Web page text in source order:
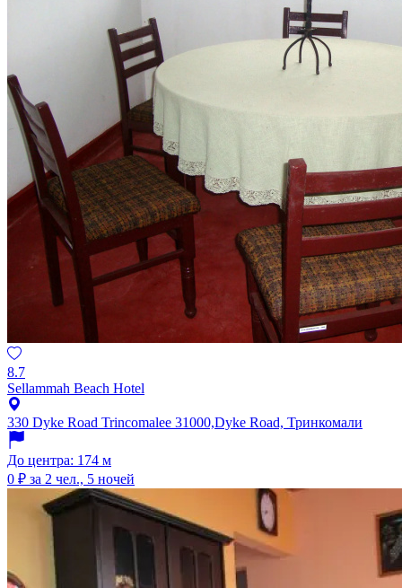
8.7
Sellammah Beach Hotel
330 Dyke Road Trincomalee 31000,Dyke Road, Тринкомали
До центра: 174 м
0 ₽ за 2 чел., 5 ночей